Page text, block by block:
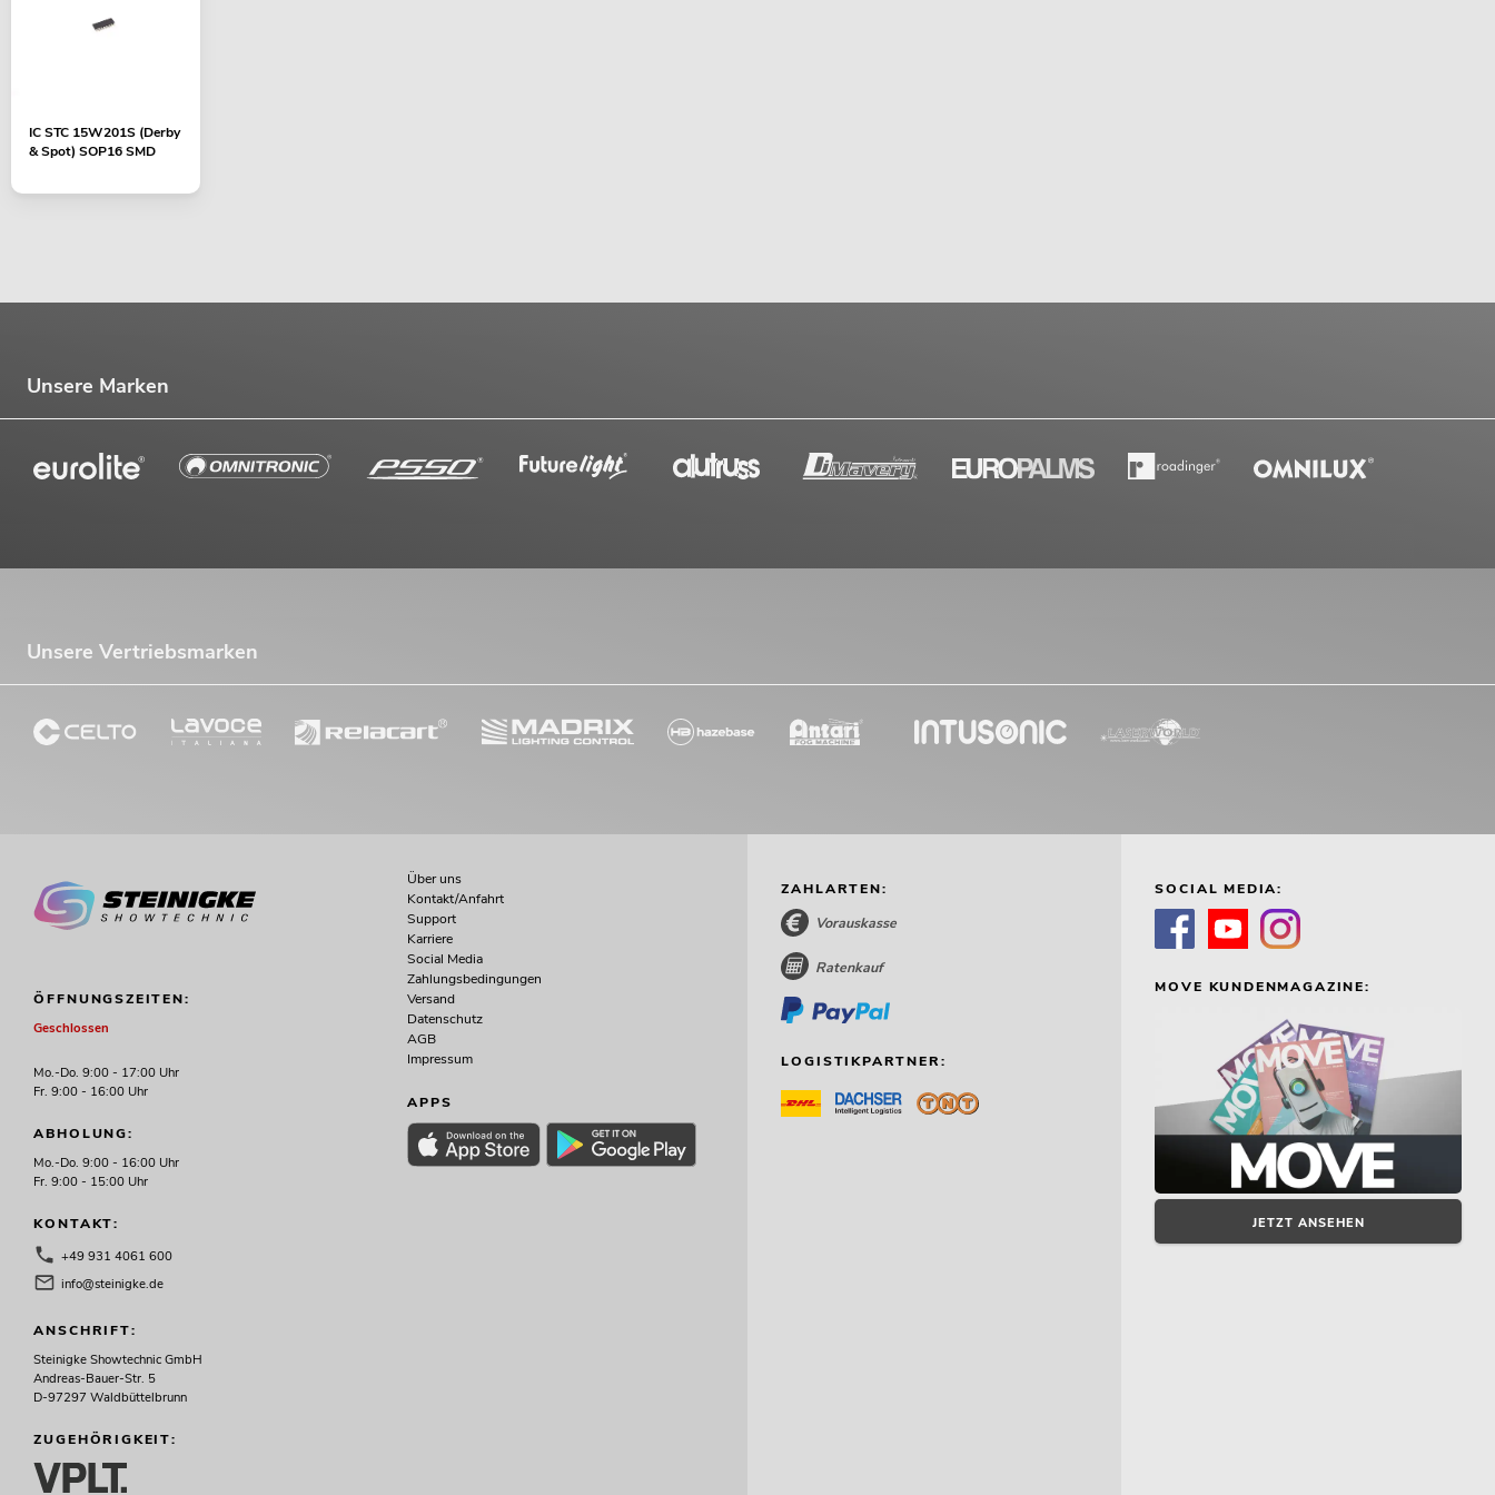
No. 20000451
Lichtset + M-4 Boxenhochständer
Artikel nicht mehr verfügbar
EUROLITE LED KLS Laser Bar FX-
Lichtset
Bestand reicht ca. 12 Wo.
379,00 €
-16%
IC STC 15W201S (Derby
& Spot) SOP16 SMD
Unsere Marken
Unsere Vertriebsmarken
ÖFFNUNGSZEITEN:
Geschlossen
Mo.-Do. 9:00 - 17:00 Uhr
Fr. 9:00 - 16:00 Uhr
ABHOLUNG:
Mo.-Do. 9:00 - 16:00 Uhr
Fr. 9:00 - 15:00 Uhr
KONTAKT:
+49 931 4061 600
info@steinigke.de
ANSCHRIFT:
Steinigke Showtechnic GmbH
Andreas-Bauer-Str. 5
D-97297 Waldbüttelbrunn
ZUGEHÖRIGKEIT:
Über uns
Kontakt/Anfahrt
Support
Karriere
Social Media
Zahlungsbedingungen
Versand
Datenschutz
AGB
Impressum
APPS
ZAHLARTEN:
Vorauskasse
Ratenkauf
LOGISTIKPARTNER:
SOCIAL MEDIA:
MOVE KUNDENMAGAZINE:
JETZT ANSEHEN